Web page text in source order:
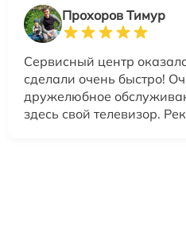
Прохоров Тимур
Сервисный центр
сделали очень быстро!
дружелюбное
здесь свой телевизор.